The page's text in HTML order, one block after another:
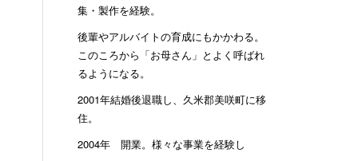
集・製作を経験。
後輩やアルバイトの育成にもかかわる。
このころから「お母さん」とよく呼ばれ
るようになる。
2001年結婚後退職し、久米郡美咲町に移
住。
2004年 開業。様々な事業を経験し